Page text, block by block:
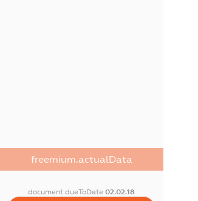
freemium.actualData
document.dueToDate02.02.18